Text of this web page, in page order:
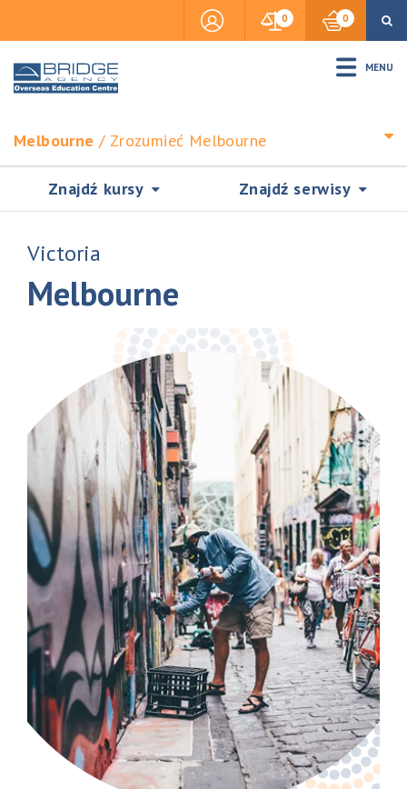
0 0
MENU
Melbourne / Zrozumieć Melbourne
Znajdź kursy Znajdź serwisy
SZUKAJ
Accommodation
Visas & Legal Stay
Victoria
Melbourne